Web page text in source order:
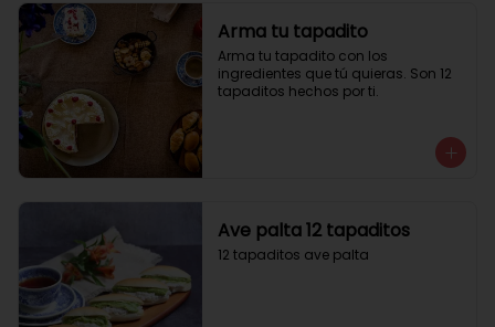
Arma tu tapadito
Arma tu tapadito con los
ingredientes que tú quieras. Son 12
tapaditos hechos por ti.
Ave palta 12 tapaditos
12 tapaditos ave palta